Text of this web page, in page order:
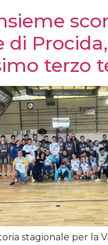
di
terzo
stagionale per la